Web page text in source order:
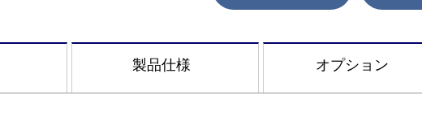
製品仕様 オプション